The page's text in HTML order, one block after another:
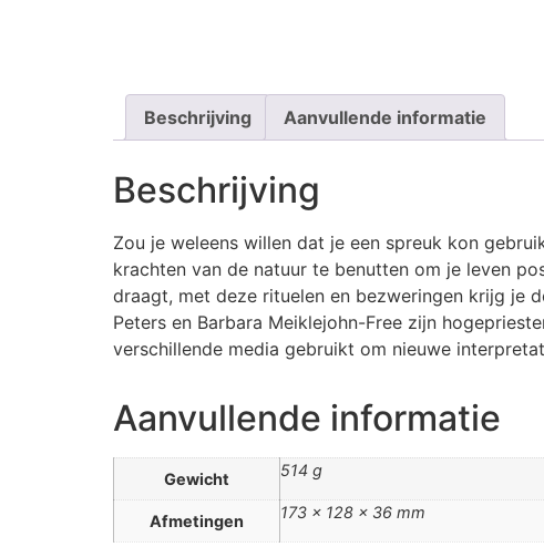
Beschrijving Aanvullende informatie
Beschrijving
Zou je weleens willen dat je een spreuk kon
krachten van de natuur te benutten om je leven
draagt, met deze rituelen en bezweringen krijg je
Peters en Barbara Meiklejohn-Free zijn
verschillende media gebruikt om nieuwe
Aanvullende informatie
Gewicht 514 g
Afmetingen 173 × 128 × 36 mm